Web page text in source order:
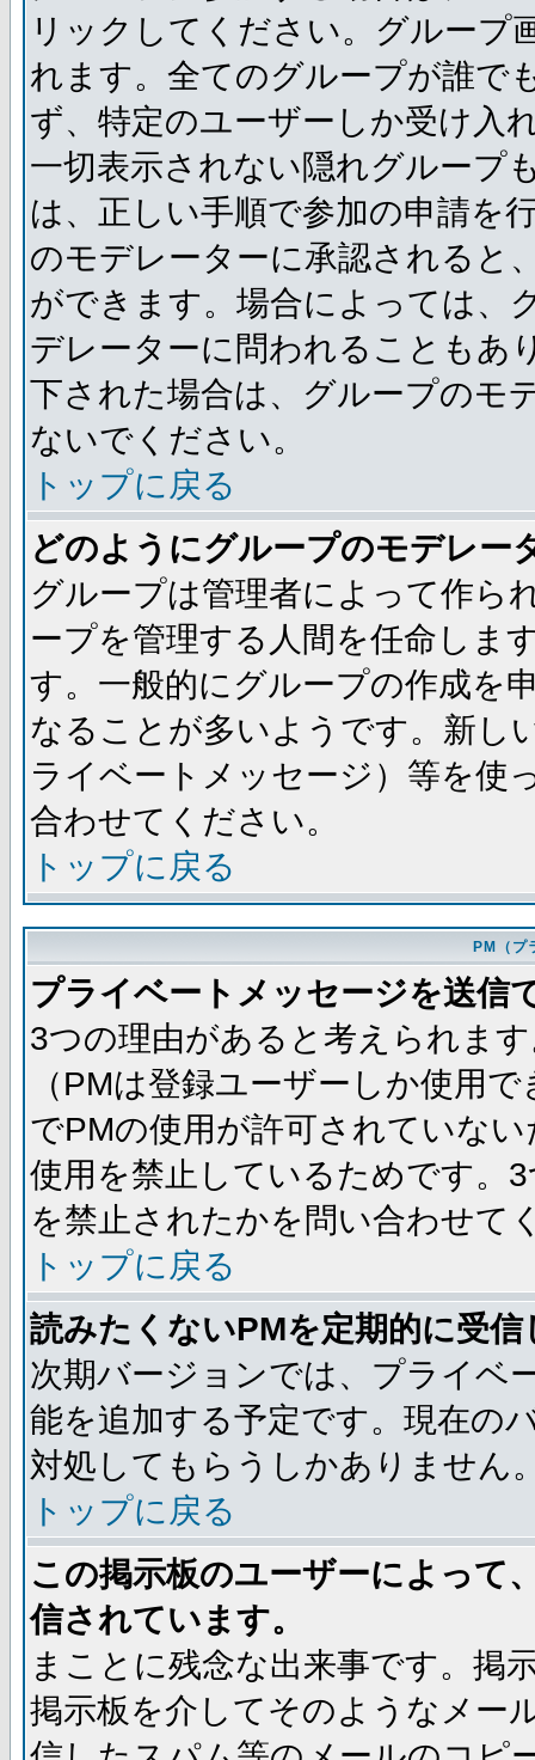
リックしてください。グループ
れます。全てのグループが誰で
ず、特定のユーザーしか受け入
一切表示されない隠れグループ
は、正しい手順で参加の申請を
のモデレーターに承認されると
ができます。場合によっては、
デレーターに問われることもあ
下された場合は、グループのモ
ないでください。
トップに戻る
どのようにグループのモデレー
グループは管理者によって作ら
ープを管理する人間を任命しま
す。一般的にグループの作成を
なることが多いようです。新し
ライベートメッセージ）等を使
合わせてください。
トップに戻る
PM（プ
プライベートメッセージを送信
3つの理由があると考えられま
（PMは登録ユーザーしか使用
でPMの使用が許可されていな
使用を禁止しているためです。
を禁止されたかを問い合わせて
トップに戻る
読みたくないPMを定期的に受
次期バージョンでは、プライベ
能を追加する予定です。現在の
対処してもらうしかありません
トップに戻る
この掲示板のユーザーによって
信されています。
まことに残念な出来事です。掲
掲示板を介してそのようなメー